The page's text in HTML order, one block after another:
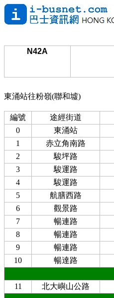
N42A
東涌站往粉嶺(聯和墟)
編號 途經街道
0
東涌站
1
赤立角南路
2
駿坪路
3
駿運路
4
駿運路
5
航膳西路
6
觀景路
7
暢連路
8
暢連路
9
暢連路
10
暢達路
11
北大嶼山公路